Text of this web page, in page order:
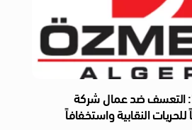
التعسف ضد عمال شركة
النقابية واستخفافاً